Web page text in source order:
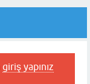
giriş yapınız